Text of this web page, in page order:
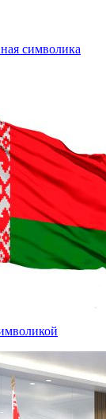
символика